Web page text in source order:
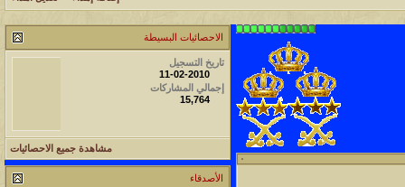
مشاركات المشاهدات
آخر مشاركة
212794 آخر رد:محمد الخضيري
مشاركات المشاهدات
آخر مشاركة
1461256
مشاركات المشاهدات
آخر مشاركة
الاحصائيات البسيطة
تاريخ التسجيل
11-02-2010
إجمالي المشاركات
15,764
مشاهدة جميع الاحصائيات
الأصدقاء